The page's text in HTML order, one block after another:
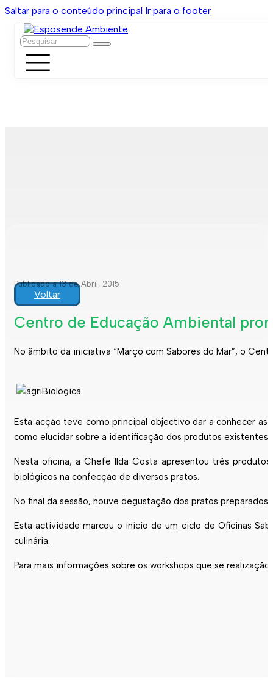
Saltar para o conteúdo principal Ir para o footer
Pesquisar
Publicado a 13 de Abril, 2015
Voltar
Centro de Educação Ambiental
No âmbito da iniciativa “Março com Sabores do Mar”, o
Esta acção teve como principal objectivo dar a conhecer
como elucidar sobre a identificação dos produtos
Nesta oficina, a Chefe Ilda Costa apresentou três
biológicos na confecção de diversos pratos.
No final da sessão, houve degustação dos pratos
Esta actividade marcou o início de um ciclo de Oficinas
culinária.
Para mais informações sobre os workshops que se